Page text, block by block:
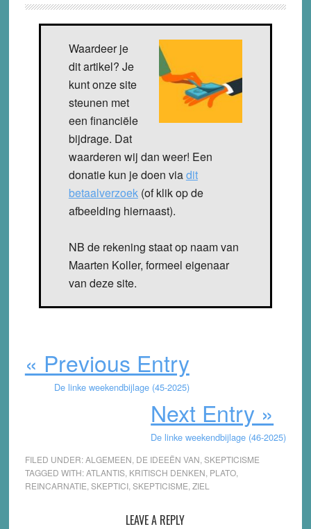
Waardeer je
dit artikel? Je
kunt onze site
steunen met
een financiële
bijdrage. Dat
waarderen wij dan weer! Een
donatie kun je doen viadit
betaalverzoek(of klik op de
afbeelding hiernaast).
NB de rekening staat op naam van
Maarten Koller, formeel eigenaar
van deze site.
« Previous Entry
De linke weekendbijlage (45-2025)
Next Entry »
De linke weekendbijlage (46-2025)
FILED UNDER:ALGEMEEN DE IDEEËN VAN SKEPTICISME
TAGGED WITH:ATLANTIS, KRITISCH DENKEN PLATO,
REINCARNATIE SKEPTICI, SKEPTICISME ZIEL
LEAVE A REPLY